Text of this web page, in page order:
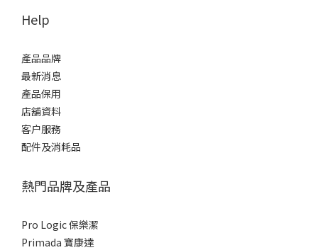
Help
產品品牌
最新消息
產品保用
店舖資料
客户服務
配件及消耗品
熱門品牌及產品
Pro Logic 保樂潔
Primada 寶康達